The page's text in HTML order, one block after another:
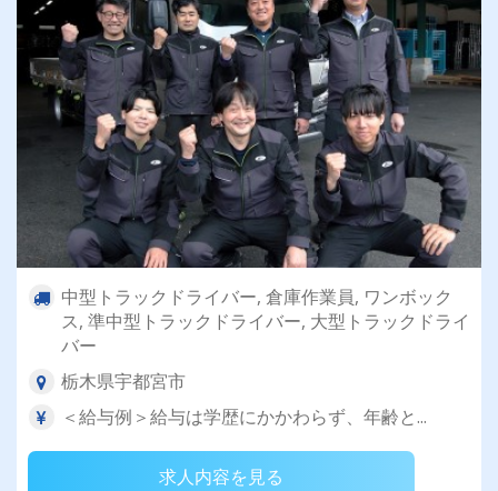
中型トラックドライバー, 倉庫作業員, ワンボック
ス, 準中型トラックドライバー, 大型トラックドライ
バー
栃木県宇都宮市
＜給与例＞給与は学歴にかかわらず、年齢と...
求人内容を見る